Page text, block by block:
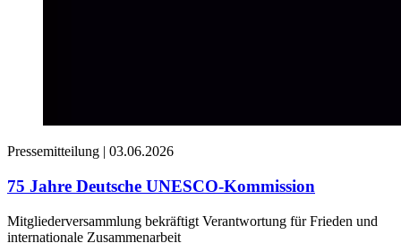
Pressemitteilung | 03.06.2026
75 Jahre Deutsche UNESCO-Kommission
Mitgliederversammlung bekräftigt Verantwortung für Frieden und
internationale Zusammenarbeit